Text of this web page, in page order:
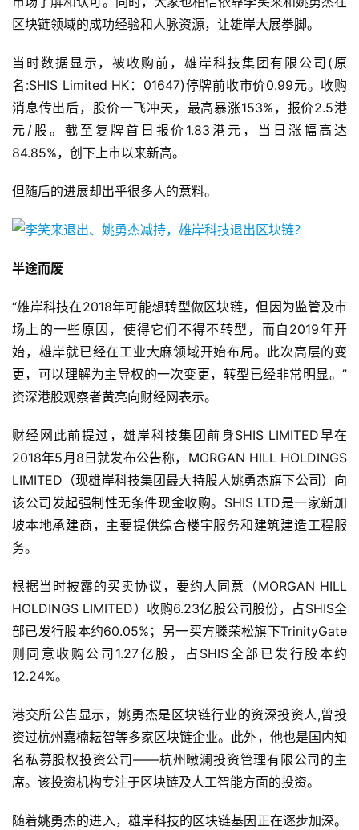
区块链领域的成功经验和人脉资源，让雄岸大展拳脚。
当时数据显示，被收购前，雄岸科技集团有限公司(原
名:SHIS Limited HK：01647)停牌前收市价0.99元。收购
消息传出后，股价一飞冲天，最高暴涨153%，报价2.5港
元/股。截至复牌首日报价1.83港元，当日涨幅高达
84.85%，创下上市以来新高。
但随后的进展却出乎很多人的意料。
半途而废
“雄岸科技在2018年可能想转型做区块链，但因为监管及市
场上的一些原因，使得它们不得不转型，而自2019年开
始，雄岸就已经在工业大麻领域开始布局。此次高层的变
更，可以理解为主导权的一次变更，转型已经非常明显。”
资深港股观察者黄亮向财经网表示。
财经网此前提过，雄岸科技集团前身SHIS LIMITED早在
2018年5月8日就发布公告称，MORGAN HILL HOLDINGS
LIMITED（现雄岸科技集团最大持股人姚勇杰旗下公司）向
该公司发起强制性无条件现金收购。SHIS LTD是一家新加
坡本地承建商，主要提供综合楼宇服务和建筑建造工程服
务。
根据当时披露的买卖协议，要约人同意（MORGAN HILL
HOLDINGS LIMITED）收购6.23亿股公司股份，占SHIS全
部已发行股本约60.05%；另一买方滕荣松旗下TrinityGate
则同意收购公司1.27亿股，占SHIS全部已发行股本约
12.24%。
港交所公告显示，姚勇杰是区块链行业的资深投资人,曾投
资过杭州嘉楠耘智等多家区块链企业。此外，他也是国内知
名私募股权投资公司——杭州暾澜投资管理有限公司的主
席。该投资机构专注于区块链及人工智能方面的投资。
随着姚勇杰的进入，雄岸科技的区块链基因正在逐步加深。